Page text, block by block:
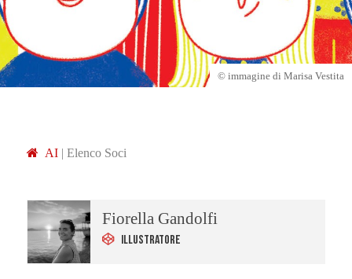
© immagine di Marisa Vestita
AI | Elenco Soci
Fiorella Gandolfi
Illustratore